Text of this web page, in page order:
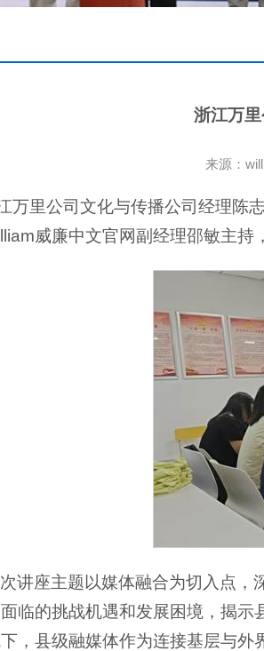
浙江万
来源：
万里公司文化与传播公司经理陈
威廉中文官网副经理邵敏主
讲座主题以媒体融合为切入点
临的挑战机遇和发展困境，揭
，县级融媒体作为连接基层与